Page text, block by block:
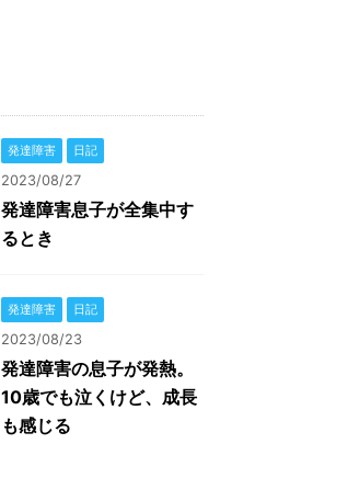
発達障害 日記
2023/08/27
発達障害息子が全集中す
るとき
発達障害 日記
2023/08/23
発達障害の息子が発熱。
10歳でも泣くけど、成長
も感じる